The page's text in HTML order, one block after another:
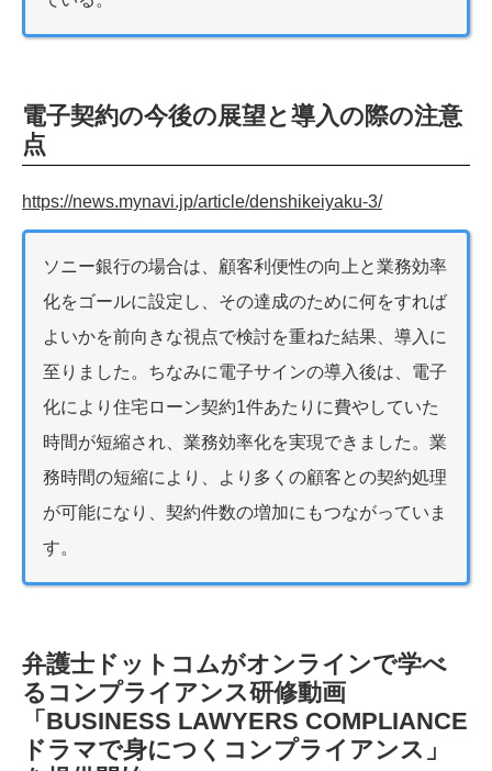
電子契約の今後の展望と導入の際の注意
点
https://news.mynavi.jp/article/denshikeiyaku-3/
ソニー銀行の場合は、顧客利便性の向上と業務効率
化をゴールに設定し、その達成のために何をすれば
よいかを前向きな視点で検討を重ねた結果、導入に
至りました。ちなみに電子サインの導入後は、電子
化により住宅ローン契約1件あたりに費やしていた
時間が短縮され、業務効率化を実現できました。業
務時間の短縮により、より多くの顧客との契約処理
が可能になり、契約件数の増加にもつながっていま
す。
弁護士ドットコムがオンラインで学べ
るコンプライアンス研修動画
「BUSINESS LAWYERS COMPLIANCE
ドラマで身につくコンプライアンス」